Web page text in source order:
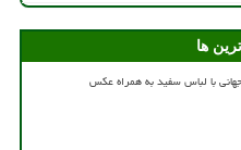
ها
با لباس سفید به همراه عکس